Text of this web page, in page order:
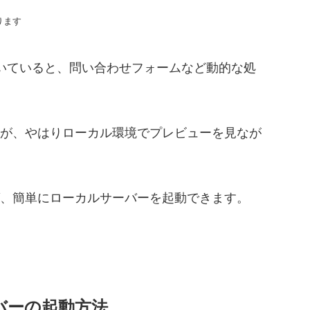
ます
いると、問い合わせフォームなど動的な処
、やはりローカル環境でプレビューを見なが
簡単にローカルサーバーを起動できます。